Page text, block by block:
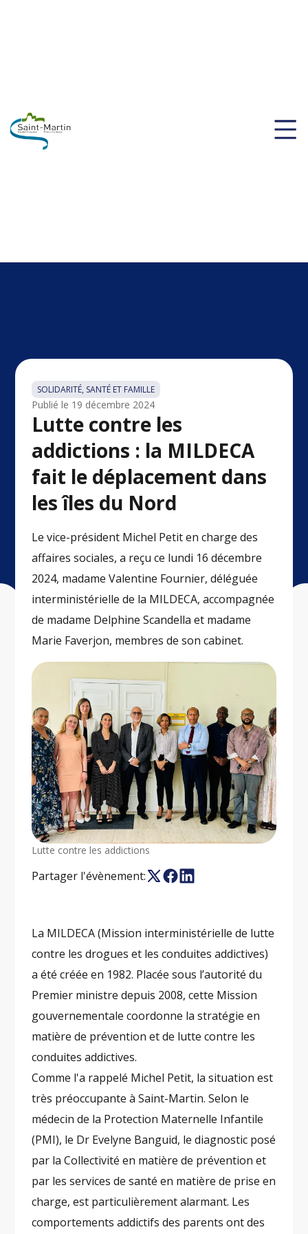
SOLIDARITÉ, SANTÉ ET FAMILLE
Publié le 19 décembre 2024
Lutte contre les
addictions : la MILDECA
fait le déplacement dans
les îles du Nord
Le vice-président Michel Petit en charge des
affaires sociales, a reçu ce lundi 16 décembre
2024, madame Valentine Fournier, déléguée
interministérielle de la MILDECA, accompagnée
de madame Delphine Scandella et madame
Marie Faverjon, membres de son cabinet.
Lutte contre les addictions
Partager l'évènement:
La MILDECA (Mission interministérielle de lutte
contre les drogues et les conduites addictives)
a été créée en 1982. Placée sous l’autorité du
Premier ministre depuis 2008, cette Mission
gouvernementale coordonne la stratégie en
matière de prévention et de lutte contre les
conduites addictives.
Comme l'a rappelé Michel Petit, la situation est
très préoccupante à Saint-Martin. Selon le
médecin de la Protection Maternelle Infantile
(PMI), le Dr Evelyne Banguid, le diagnostic posé
par la Collectivité en matière de prévention et
par les services de santé en matière de prise en
charge, est particulièrement alarmant. Les
comportements addictifs des parents ont des